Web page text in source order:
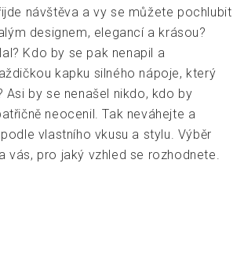
návštěva a vy se můžete pochlubit
designem, elegancí a krásou?
Kdo by se pak nenapil a
kapku silného nápoje, který
Asi by se nenašel nikdo, kdo by
neocenil. Tak neváhejte a
vlastního vkusu a stylu. Výběr
vás, pro jaký vzhled se rozhodnete.